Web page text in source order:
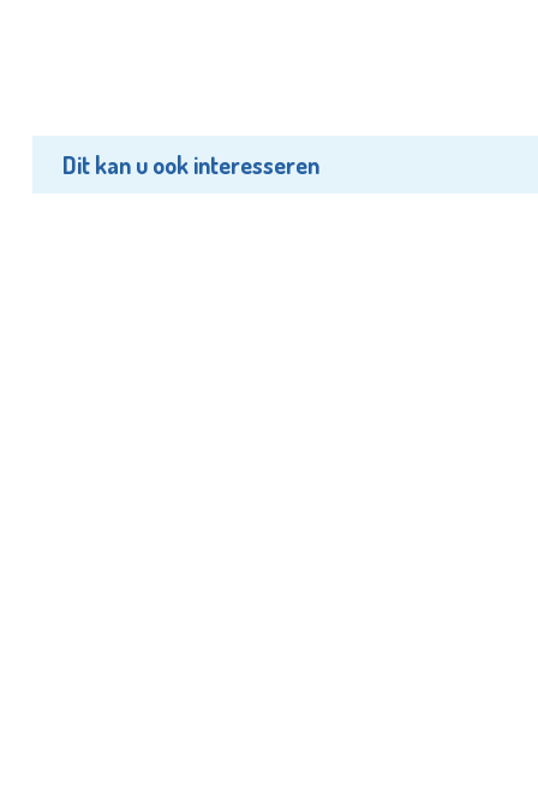
Dit kan u ook interesseren